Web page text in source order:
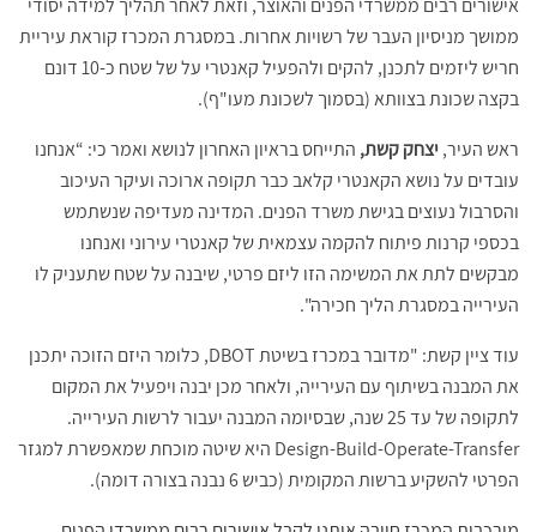
אישורים רבים ממשרדי הפנים והאוצר, וזאת לאחר תהליך למידה יסודי
ממושך מניסיון העבר של רשויות אחרות. במסגרת המכרז קוראת עיריית
חריש ליזמים לתכנן, להקים ולהפעיל קאנטרי על של שטח כ-10 דונם
בקצה שכונת בצוותא (בסמוך לשכונת מעו"ף).
ראש העיר,יצחק קשת, התייחס בראיון האחרון לנושא ואמר כי: “אנחנו
עובדים על נושא הקאנטרי קלאב כבר תקופה ארוכה ועיקר העיכוב
והסרבול נעוצים בגישת משרד הפנים. המדינה מעדיפה שנשתמש
בכספי קרנות פיתוח להקמה עצמאית של קאנטרי עירוני ואנחנו
מבקשים לתת את המשימה הזו ליזם פרטי, שיבנה על שטח שתעניק לו
העירייה במסגרת הליך חכירה".
עוד ציין קשת: "מדובר במכרז בשיטת DBOT, כלומר היזם הזוכה יתכנן
את המבנה בשיתוף עם העירייה, ולאחר מכן יבנה ויפעיל את המקום
לתקופה של עד 25 שנה, שבסיומה המבנה יעבור לרשות העירייה.
Design-Build-Operate-Transfer היא שיטה מוכחת שמאפשרת למגזר
הפרטי להשקיע ברשות המקומית (כביש 6 נבנה בצורה דומה).